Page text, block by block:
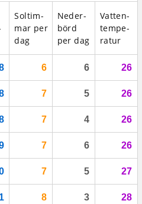
Sol­tim­
mar per
dag
Neder­
börd
per dag
Vatten­
tempe­
ratur
6 6 26
7 5 26
7 4 26
7 6 26
7 5 27
8 3 28